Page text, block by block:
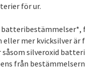
för ur.
batteribestämmelser*,
eller mer kvicksilver är
silveroxid
från